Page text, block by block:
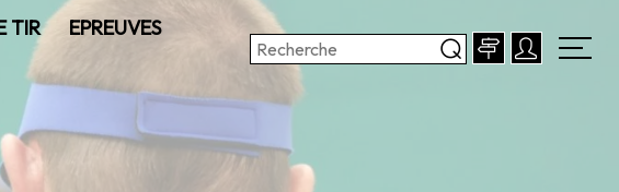
TIR
EPREUVES